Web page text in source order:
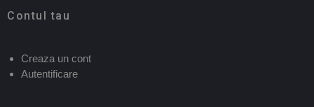
Contul tau
Creaza un cont
Autentificare